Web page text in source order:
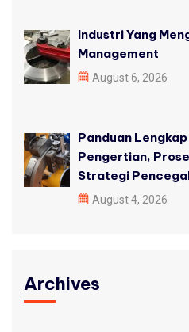
Industri Yang
Management
August 6, 2026
Panduan
Pengertian,
Strategi
August 4, 2026
Archives